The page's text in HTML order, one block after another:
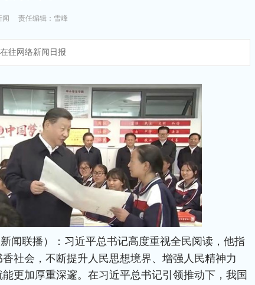
闻 责任编辑：雪峰
往网络新闻日报
闻联播）：习近平总书记高度重视全民阅读，他指
社会，不断提升人民思想境界、增强人民精神力
更加厚重深邃。在习近平总书记引领推动下，我国